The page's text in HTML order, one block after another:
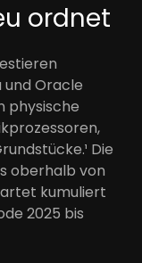
ordnet
und Oracle
physische
Die
oberhalb von
kumuliert
2025 bis